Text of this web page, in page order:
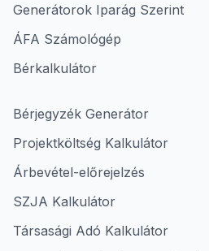
Generátorok Iparág Szerint
ÁFA Számológép
Bérkalkulátor
Bérjegyzék Generátor
Projektköltség Kalkulátor
Árbevétel-előrejelzés
SZJA Kalkulátor
Társasági Adó Kalkulátor